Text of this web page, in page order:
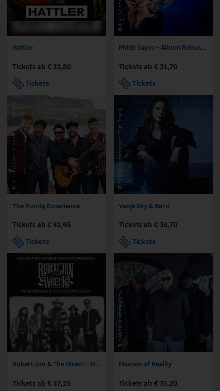
Hattler
Tickets ab € 31,80
Tickets
Philip Sayce - Album Release EU Tour 2026
Tickets ab € 31,70
Tickets
The Runrig Experience
Tickets ab € 41,45
Tickets
Vanja Sky & Band
Tickets ab € 30,70
Tickets
Robert Jon & The Wreck - Heartbreaks & Last Goodbyes - Tour 2026
Tickets ab € 37,25
Masters of Reality
Tickets ab € 35,20